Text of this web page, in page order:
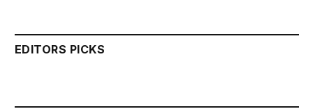
EDITORS PICKS